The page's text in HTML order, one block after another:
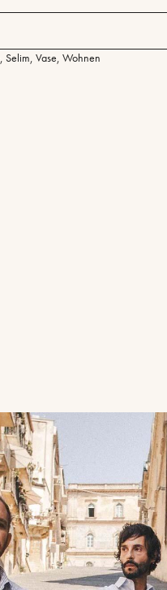
, Selim, Vase, Wohnen